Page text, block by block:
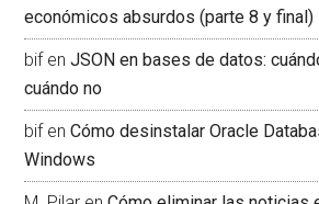
económicos absurdos (parte 8 y final)
bifenJSON en bases de datos:
cuándo no
bifenCómo desinstalar Oracle
Windows